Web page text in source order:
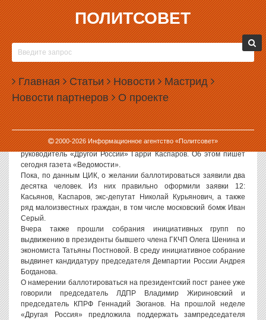
ПОЛИТСОВЕТ
Главная Статьи Новости Мастрид
Новости партнеров О проекте
2000-2026Информационное агентство «Политсовет»
10.12.2007, 08:00
ЗА КРЕСЛО ПРЕЗИДЕНТА РОССИИ
ПОБОРЮТСЯ НЕСКОЛЬКО ДЕМОКРАТОВ И
ОДИН БОМЖ
Демократическая оппозиция так и не смогла договориться по
поводу единого кандидата в президенты. В итоге, наряду с
Борисом Немцовым и Григорием Явлинским, заявление на
участие в президентской гонке подали лидер Российского
народно-демократического союза Михаил Касьянов и
руководитель «Другой России» Гарри Каспаров. Об этом пишет
сегодня газета «Ведомости».
Пока, по данным ЦИК, о желании баллотироваться заявили два
десятка человек. Из них правильно оформили заявки 12:
Касьянов, Каспаров, экс-депутат Николай Курьянович, а также
ряд малоизвестных граждан, в том числе московский бомж Иван
Серый.
Вчера также прошли собрания инициативных групп по
выдвижению в президенты бывшего члена ГКЧП Олега Шенина и
экономиста Татьяны Постновой. В среду инициативное собрание
выдвинет кандидатуру председателя Демпартии России Андрея
Богданова.
О намерении баллотироваться на президентский пост ранее уже
говорили председатель ЛДПР Владимир Жириновский и
председатель КПРФ Геннадий Зюганов. На прошлой неделе
«Другая Россия» предложила поддержать зампредседателя